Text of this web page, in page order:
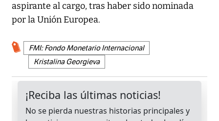
aspirante al cargo, tras haber sido nominada
por la Unión Europea.
FMI: Fondo Monetario Internacional
Kristalina Georgieva